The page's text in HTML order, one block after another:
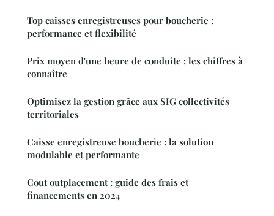
Top caisses enregistreuses pour boucherie :
performance et flexibilité
Prix moyen d'une heure de conduite : les chiffres à
connaître
Optimisez la gestion grâce aux SIG collectivités
territoriales
Caisse enregistreuse boucherie : la solution
modulable et performante
Cout outplacement : guide des frais et
financements en 2024